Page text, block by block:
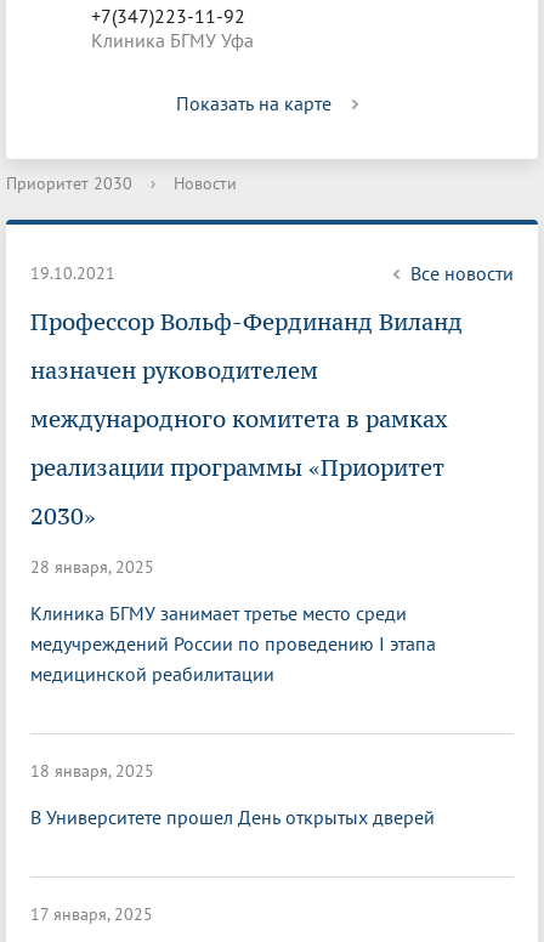
+7(347)223-11-92
Клиника БГМУ Уфа
Показать на карте
Приоритет 2030 › Новости
19.10.2021 Все новости
Профессор Вольф-Фердинанд Виланд
назначен руководителем
международного комитета в рамках
реализации программы «Приоритет
2030»
28 января, 2025
Клиника БГМУ занимает третье место среди
медучреждений России по проведению I этапа
медицинской реабилитации
18 января, 2025
В Университете прошел День открытых дверей
17 января, 2025